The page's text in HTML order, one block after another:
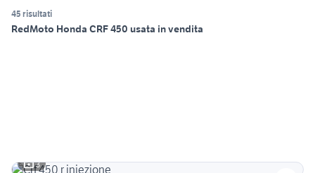
45 risultati
RedMoto Honda CRF 450 usata in vendita
3